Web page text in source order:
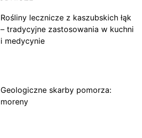
Rośliny lecznicze z kaszubskich łąk
– tradycyjne zastosowania w kuchni
i medycynie
Geologiczne skarby pomorza:
moreny